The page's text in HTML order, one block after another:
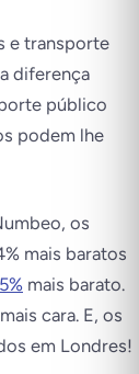
e transporte
diferença
público
podem lhe
os
mais baratos
mais barato.
cara. E, os
em Londres!